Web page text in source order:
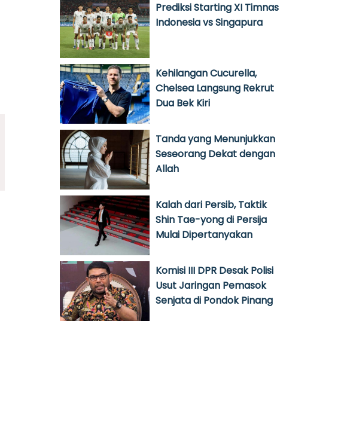
Prediksi Starting XI Timnas
Indonesia vs Singapura
Kehilangan Cucurella,
Chelsea Langsung Rekrut
Dua Bek Kiri
Tanda yang Menunjukkan
Seseorang Dekat dengan
Allah
Kalah dari Persib, Taktik
Shin Tae-yong di Persija
Mulai Dipertanyakan
Komisi III DPR Desak Polisi
Usut Jaringan Pemasok
Senjata di Pondok Pinang